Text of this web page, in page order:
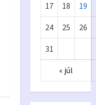
17 18 19
24 25 26
31
« júl
Önkormányzat